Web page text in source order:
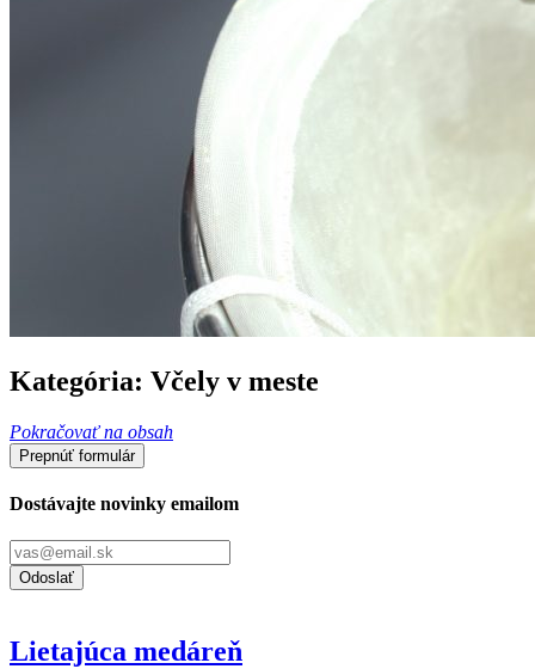
Kategória: Včely v meste
Pokračovať na obsah
Prepnúť formulár
Dostávajte novinky emailom
Odoslať
Lietajúca medáreň